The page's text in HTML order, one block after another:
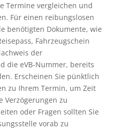
Termine vergleichen und
Für einen reibungslosen
benötigten Dokumente, wie
Fahrzeugschein
der
die eVB-Nummer, bereits
Erscheinen Sie pünktlich
zu Ihrem Termin, um Zeit
Verzögerungen zu
oder Fragen sollten Sie
vorab zu